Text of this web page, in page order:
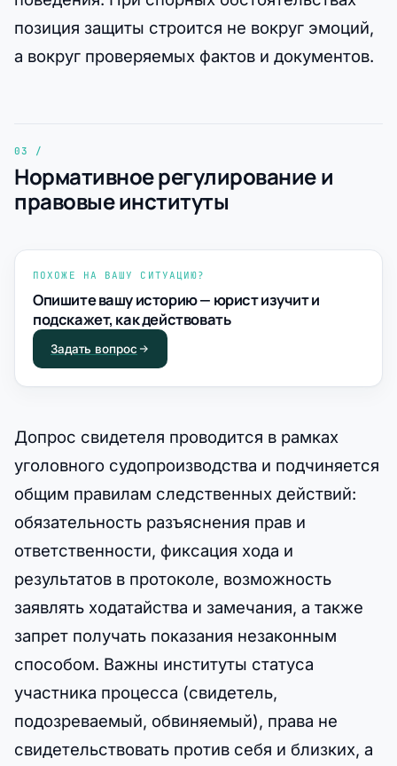
позиция защиты строится не вокруг эмоций,
а вокруг проверяемых фактов и документов.
Нормативное регулирование и
правовые институты
ПОХОЖЕ НА ВАШУ СИТУАЦИЮ?
Опишите вашу историю — юрист изучит и
подскажет, как действовать
Задать вопрос
Допрос свидетеля проводится в рамках
уголовного судопроизводства и подчиняется
общим правилам следственных действий:
обязательность разъяснения прав и
ответственности, фиксация хода и
результатов в протоколе, возможность
заявлять ходатайства и замечания, а также
запрет получать показания незаконным
способом. Важны институты статуса
участника процесса (свидетель,
подозреваемый, обвиняемый), права не
свидетельствовать против себя и близких, а